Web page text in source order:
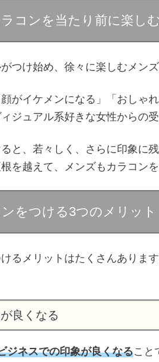
コンを当たり前に楽し
つけ始め、徐々に楽しむメン
がイケメンになる」「おしゃ
ジュアル系好きな女性からの
と、若々しく、さらに印象に
を越えて、メンズもカラコンを
をつける3つのメリット
るメリットはたくさんありま
良くなる
ジネスでの印象が良くなること